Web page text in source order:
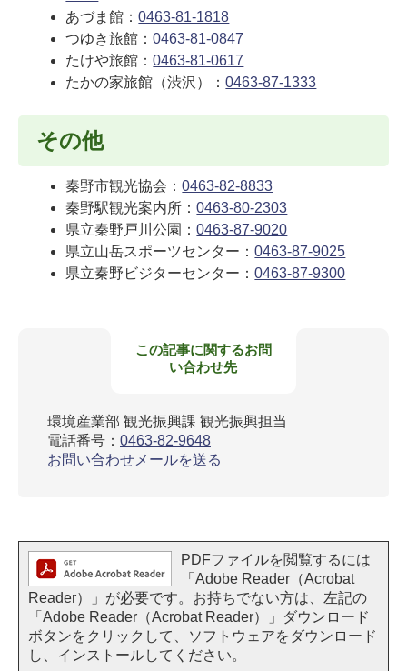
あづま館：0463-81-1818
つゆき旅館：0463-81-0847
たけや旅館：0463-81-0617
たかの家旅館（渋沢）：0463-87-1333
その他
秦野市観光協会：0463-82-8833
秦野駅観光案内所：0463-80-2303
県立秦野戸川公園：0463-87-9020
県立山岳スポーツセンター：0463-87-9025
県立秦野ビジターセンター：0463-87-9300
この記事に関するお問
い合わせ先
環境産業部 観光振興課 観光振興担当
電話番号： 0463-82-9648
お問い合わせメールを送る
PDFファイルを閲覧するには
「Adobe Reader（Acrobat
Reader）」が必要です。お持ちでない方は、左記の
「Adobe Reader（Acrobat Reader）」ダウンロード
ボタンをクリックして、ソフトウェアをダウンロード
し、インストールしてください。